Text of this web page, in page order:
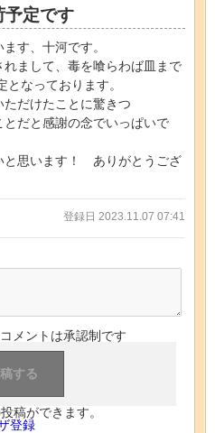
定です
す、十河です。
まして、毒を喰らわば皿まで
なっております。
だけたことに驚きつ
だと感謝の念でいっぱいで
と思います！ ありがとうござ
登録日 2023.11.07 07:41
メントは承認制です
稿ができます。
登録